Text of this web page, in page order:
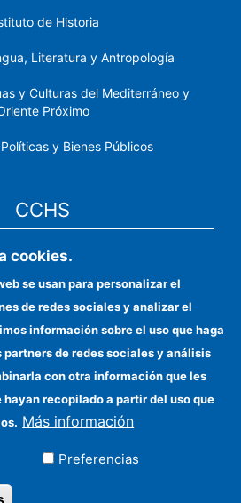
de Historia
Literatura y Antropología
y Culturas del Mediterráneo y
Próximo
y Bienes Públicos
CCHS
electrónica CSIC
institucional
para proveedores
FEDER
financiadores
Contacto
Cómo llegar
cookies.
se usan para personalizar el
de redes sociales y analizar el
información sobre el uso que haga
de redes sociales y análisis
con otra información que les
recopilado a partir del uso que
Más información
Preferencias